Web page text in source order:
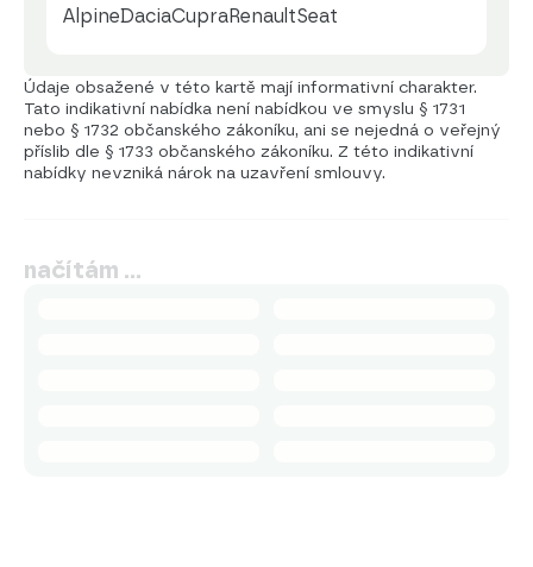
AlpineDaciaCupraRenaultSeat
Údaje obsažené v této kartě mají informativní charakter.
Tato indikativní nabídka není nabídkou ve smyslu § 1731
nebo § 1732 občanského zákoníku, ani se nejedná o veřejný
příslib dle § 1733 občanského zákoníku. Z této indikativní
nabídky nevzniká nárok na uzavření smlouvy.
načítám …